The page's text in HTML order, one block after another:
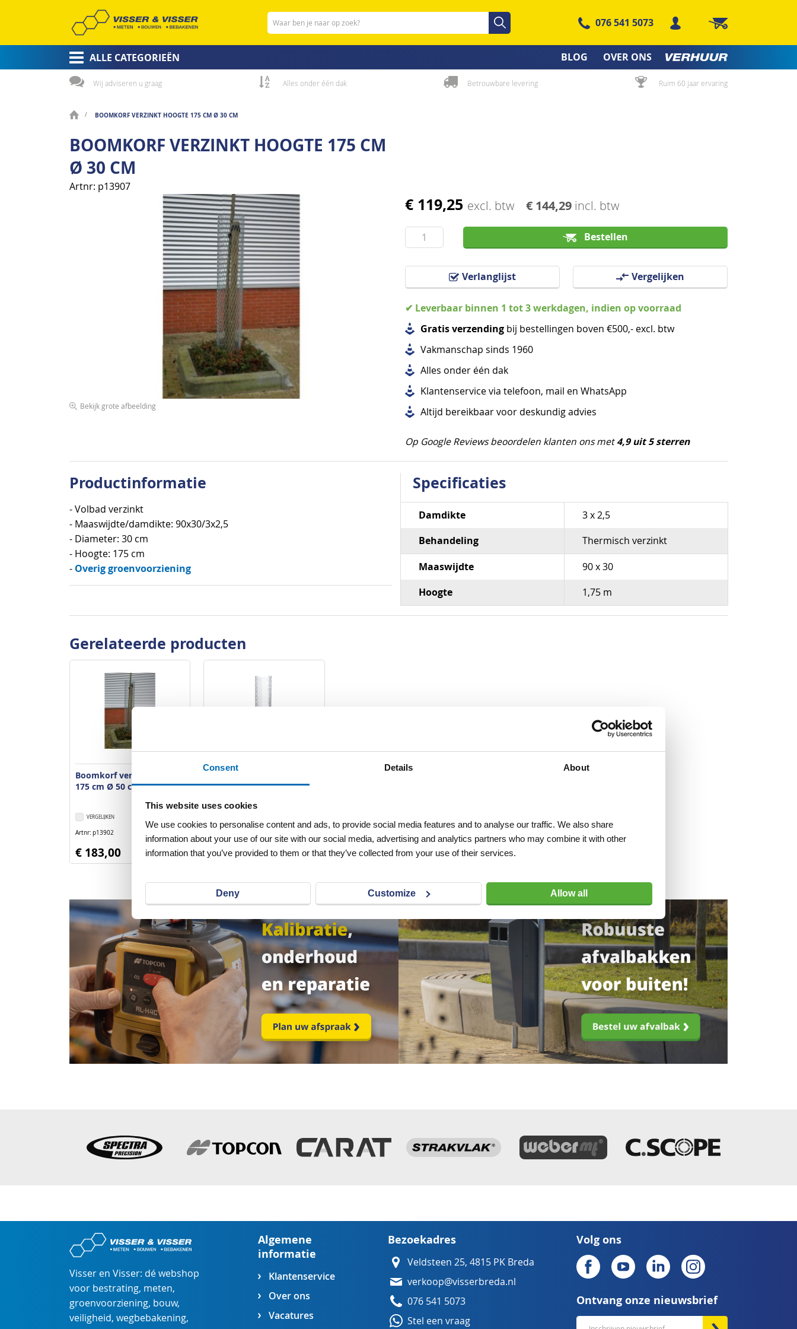
Consent Details About
This website uses cookies
We use cookies to personalise content and ads, to provide social media features and to analyse our traffic. We also share
information about your use of our site with our social media, advertising and analytics partners who may combine it with other
information that you’ve provided to them or that they’ve collected from your use of their services.
Deny Customize Allow all
Zoeken Zoeken
076 541 5073 Winkelwagen
ALLE CATEGORIEËN BLOG OVER ONS
Wij adviseren u graag Alles onder één dak Betrouwbare levering Ruim 60 jaar ervaring
BOOMKORF VERZINKT HOOGTE 175 CM Ø 30 CM
BOOMKORF VERZINKT HOOGTE 175 CM
Ø 30 CM
Artnr p13907
€ 119,25 excl. btw € 144,29 incl. btw
Bestellen
Verlanglijst Vergelijken
✔ Leverbaar binnen 1 tot 3 werkdagen, indien op voorraad
Gratis verzending bij bestellingen boven €500,- excl. btw
Vakmanschap sinds 1960
Alles onder één dak
Klantenservice via telefoon, mail en WhatsApp
Altijd bereikbaar voor deskundig advies
Op Google Reviews beoordelen klanten ons met4,9 uit 5 sterren
Bekijk grote afbeelding
Ga
de
Productinformatie
- Volbad verzinkt
- Maaswijdte/damdikte: 90x30/3x2,5
- Diameter: 30 cm
- Hoogte: 175 cm
- Overig groenvoorziening
Specificaties
Specificaties
Damdikte 3 x 2,5
Behandeling Thermisch verzinkt
Maaswijdte 90 x 30
Hoogte 1,75 m
Gerelateerde producten
Boomkorf verzinkt hoogte
175 cm Ø 50 cm
VERGELIJKEN
Artnr p13902
€ 183,00
150 cm Ø 30 cm
€ 87,90
Visser en Visser: dé webshop
voor bestrating, meten,
groenvoorziening, bouw,
veiligheid, wegbebakening,
Algemene
informatie
Klantenservice
Over ons
Vacatures
Bezoekadres
Veldsteen 25, 4815 PK Breda
verkoop@visserbreda.nl
076 541 5073
Stel een vraag
Volg ons
Ontvang onze nieuwsbrief
Abonneer